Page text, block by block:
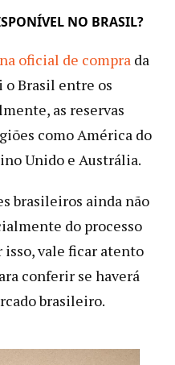
NO BRASIL?
oficial de compra da
Brasil entre os
as reservas
como América do
Unido e Austrália.
brasileiros ainda não
do processo
isso, vale ficar atento
conferir se haverá
brasileiro.